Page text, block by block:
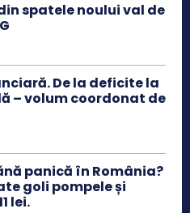
spatele noului val de
De la deficite la
– volum coordonat de
panică în România?
goli pompele și
lei.